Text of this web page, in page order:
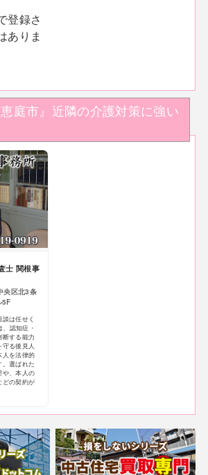
登録さ
ありま
庭市』近隣の介護対策に強い
士 関根事
央区北3条
は任せく
認知症・
断する能力
守る後見人
人を法律的
。選ばれた
や、本人の
どの契約が